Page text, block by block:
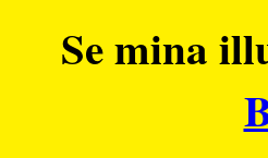
Se mina